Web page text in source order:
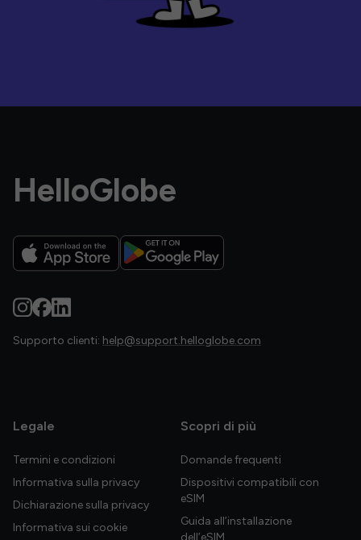
HelloGlobe
Supporto clienti: help@support.helloglobe.com
Legale
Termini e condizioni
Informativa sulla privacy
Dichiarazione sulla privacy
Informativa sui cookie
Scopri di più
Domande frequenti
Dispositivi compatibili con
eSIM
Guida all’installazione
dell’eSIM